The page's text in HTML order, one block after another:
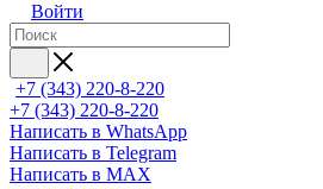
Войти
+7 (343) 220-8-220
+7 (343) 220-8-220
Написать в WhatsApp
Написать в Telegram
Написать в MAX